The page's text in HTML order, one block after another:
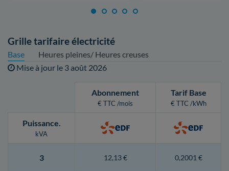
Grille tarifaire électricité
Base
Heures pleines/ Heures creuses
Mise à jour le 3 août 2026
Abonnement
€ TTC /mois
Tarif Base
€ TTC /kWh
Puissance.
kVA
3 12,13 € 0,2001 €